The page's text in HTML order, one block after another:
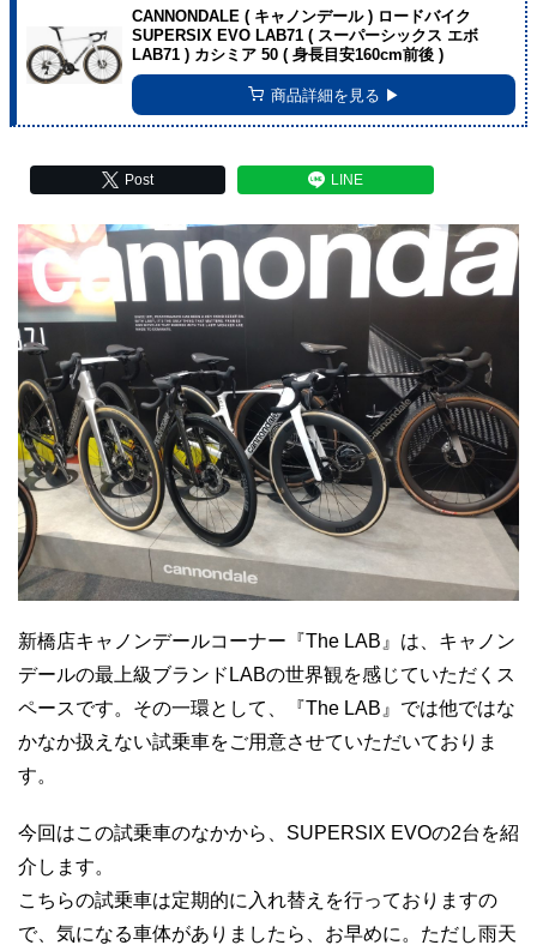
CANNONDALE ( キャノンデール ) ロードバイク
SUPERSIX EVO LAB71 ( スーパーシックス エボ
LAB71 ) カシミア 50 ( 身長目安160cm前後 )
商品詳細を見る ▶︎
Post LINE
新橋店キャノンデールコーナー『The LAB』は、キャノン
デールの最上級ブランドLABの世界観を感じていただくス
ペースです。その一環として、『The LAB』では他ではな
かなか扱えない試乗車をご用意させていただいておりま
す。
今回はこの試乗車のなかから、SUPERSIX EVOの2台を紹
介します。
こちらの試乗車は定期的に入れ替えを行っておりますの
で、気になる車体がありましたら、お早めに。ただし雨天